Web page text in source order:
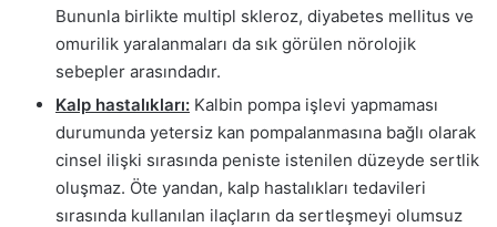
Bununla birlikte multipl skleroz, diyabetes mellitus ve
omurilik yaralanmaları da sık görülen nörolojik
sebepler arasındadır.
Kalp hastalıkları: Kalbin pompa işlevi yapmaması
durumunda yetersiz kan pompalanmasına bağlı olarak
cinsel ilişki sırasında peniste istenilen düzeyde sertlik
oluşmaz. Öte yandan, kalp hastalıkları tedavileri
sırasında kullanılan ilaçların da sertleşmeyi olumsuz